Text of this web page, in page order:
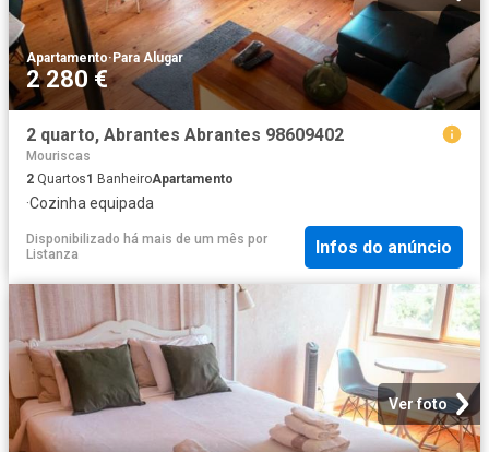
Apartamento·Para Alugar
2 280 €
2 quarto, Abrantes Abrantes 98609402
Mouriscas
2 Quartos1 BanheiroApartamento
·Cozinha equipada
Disponibilizado há mais de um mês por
Listanza
Infos do anúncio
Ver foto